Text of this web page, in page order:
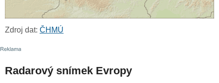
Zdroj dat: ČHMÚ
Radarový snímek Evropy